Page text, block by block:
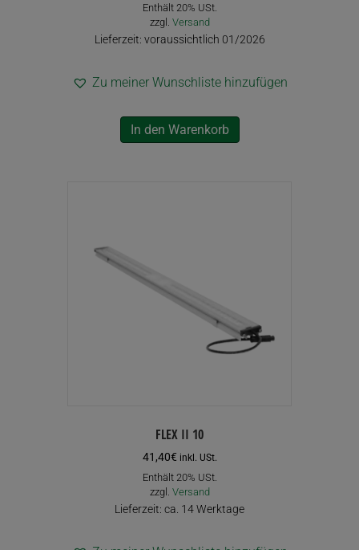
Enthält 20% USt.
zzgl. Versand
Lieferzeit: voraussichtlich 01/2026
Zu meiner Wunschliste hinzufügen
In den Warenkorb
FLEX II 10
41,40€ inkl. USt.
Enthält 20% USt.
zzgl. Versand
Lieferzeit: ca. 14 Werktage